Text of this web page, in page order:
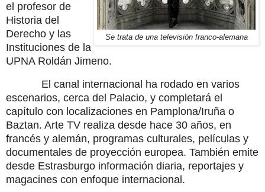
Se trata de una televisión franco-alemana
el profesor de
Historia del
Derecho y las
Instituciones de la
UPNA Roldán Jimeno.
El canal internacional ha rodado en varios
escenarios, cerca del Palacio, y completará el
capítulo con localizaciones en Pamplona/Iruña o
Baztan. Arte TV realiza desde hace 30 años, en
francés y alemán, programas culturales, películas y
documentales de proyección europea. También emite
desde Estrasburgo información diaria, reportajes y
magacines con enfoque internacional.